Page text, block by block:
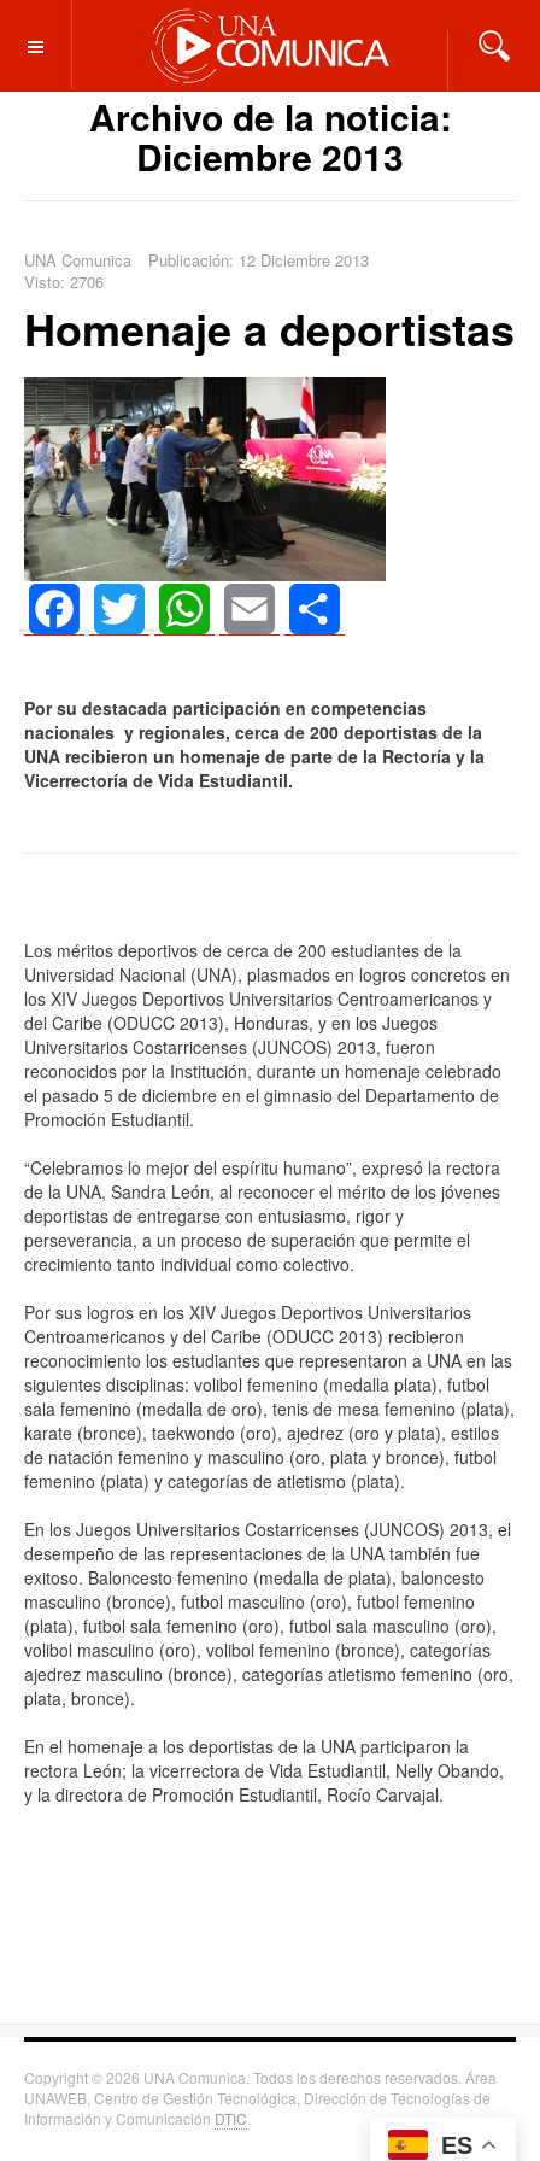
OFF CANVAS
Archivo de la noticia:
Diciembre 2013
UNA Comunica
Publicación: 12 Diciembre 2013
Visto: 2706
Homenaje a deportistas
Por su destacada participación en competencias
nacionales y regionales, cerca de 200 deportistas de la
UNA recibieron un homenaje de parte de la Rectoría y la
Vicerrectoría de Vida Estudiantil.
Los méritos deportivos de cerca de 200 estudiantes de la
Universidad Nacional (UNA), plasmados en logros concretos en
los XIV Juegos Deportivos Universitarios Centroamericanos y
del Caribe (ODUCC 2013), Honduras, y en los Juegos
Universitarios Costarricenses (JUNCOS) 2013, fueron
reconocidos por la Institución, durante un homenaje celebrado
el pasado 5 de diciembre en el gimnasio del Departamento de
Promoción Estudiantil.
“Celebramos lo mejor del espíritu humano”, expresó la rectora
de la UNA, Sandra León, al reconocer el mérito de los jóvenes
deportistas de entregarse con entusiasmo, rigor y
perseverancia, a un proceso de superación que permite el
crecimiento tanto individual como colectivo.
Por sus logros en los XIV Juegos Deportivos Universitarios
Centroamericanos y del Caribe (ODUCC 2013) recibieron
reconocimiento los estudiantes que representaron a UNA en las
siguientes disciplinas: volibol femenino (medalla plata), futbol
sala femenino (medalla de oro), tenis de mesa femenino (plata),
karate (bronce), taekwondo (oro), ajedrez (oro y plata), estilos
de natación femenino y masculino (oro, plata y bronce), futbol
femenino (plata) y categorías de atletismo (plata).
En los Juegos Universitarios Costarricenses (JUNCOS) 2013, el
desempeño de las representaciones de la UNA también fue
exitoso. Baloncesto femenino (medalla de plata), baloncesto
masculino (bronce), futbol masculino (oro), futbol femenino
(plata), futbol sala femenino (oro), futbol sala masculino (oro),
volibol masculino (oro), volibol femenino (bronce), categorías
ajedrez masculino (bronce), categorías atletismo femenino (oro,
plata, bronce).
En el homenaje a los deportistas de la UNA participaron la
rectora León; la vicerrectora de Vida Estudiantil, Nelly Obando,
y la directora de Promoción Estudiantil, Rocío Carvajal.
ES
Copyright © 2026 UNA Comunica. Todos los derechos reservados. Área
UNAWEB, Centro de Gestión Tecnológica, Dirección de Tecnologías de
Información y Comunicación DTIC